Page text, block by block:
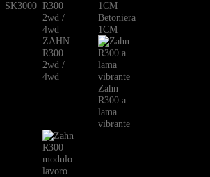
SK3000
ZAHN
R300
2wd /
4wd
Betoniera
1CM
Zahn
R300 a
lama
vibrante